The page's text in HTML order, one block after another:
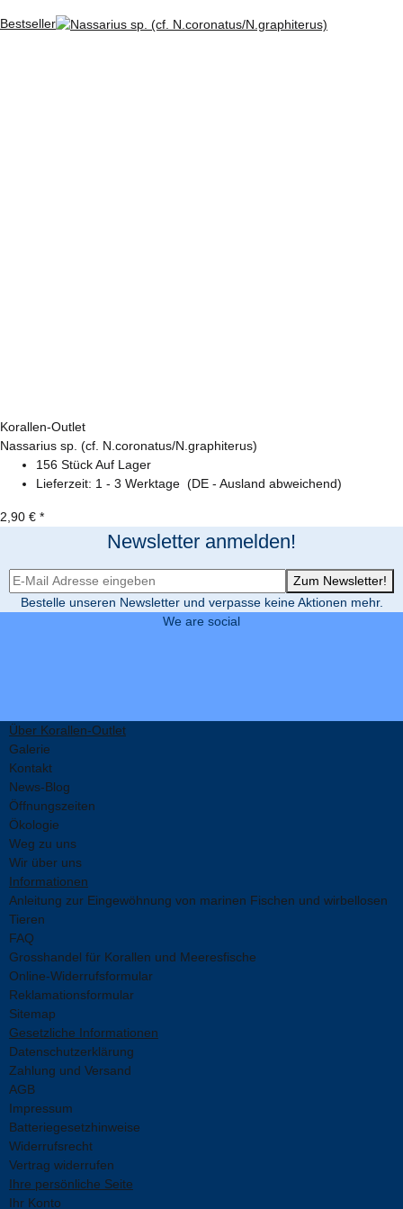
Bestseller
Korallen-Outlet
Nassarius sp. (cf. N.coronatus/N.graphiterus)
156 Stück Auf Lager
Lieferzeit: 1 - 3 Werktage (DE - Ausland abweichend)
2,90 € *
Newsletter anmelden!
Newsletter-Registrierung
Zum Newsletter!
Bestelle unseren Newsletter und verpasse keine Aktionen mehr.
We are social
Über Korallen-Outlet
Galerie
Kontakt
News-Blog
Öffnungszeiten
Ökologie
Weg zu uns
Wir über uns
Informationen
Anleitung zur Eingewöhnung von marinen Fischen und wirbellosen
Tieren
FAQ
Grosshandel für Korallen und Meeresfische
Online-Widerrufsformular
Reklamationsformular
Sitemap
Gesetzliche Informationen
Datenschutzerklärung
Zahlung und Versand
AGB
Impressum
Batteriegesetzhinweise
Widerrufsrecht
Vertrag widerrufen
Ihre persönliche Seite
Ihr Konto